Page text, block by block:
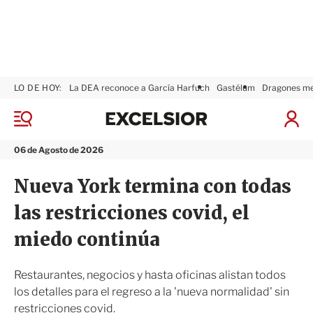
M
n
06 de Agosto de 2026
LO DE HOY: La DEA reconoce a García Harfuch Gastélum Dragones
I
x
i
o
r
Nueva York termina con todas
las restricciones covid, el
miedo continúa
Restaurantes, negocios y hasta oficinas alistan todos
los detalles para el regreso a la 'nueva normalidad' sin
restricciones covid.